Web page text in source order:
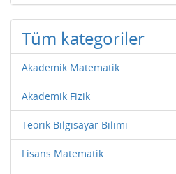
Tüm kategoriler
Akademik Matematik
Akademik Fizik
Teorik Bilgisayar Bilimi
Lisans Matematik